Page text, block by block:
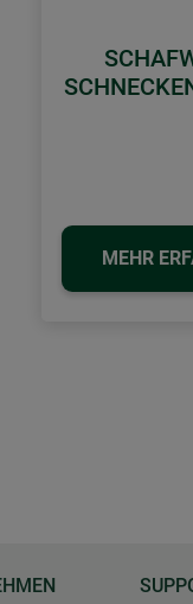
MEHR